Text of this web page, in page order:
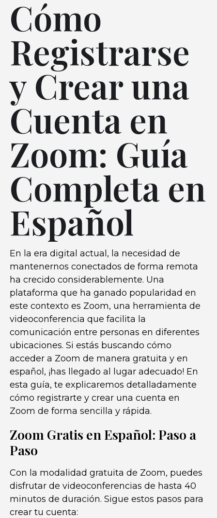
Cómo
Registrarse
y Crear una
Cuenta en
Zoom: Guía
Completa en
Español
En la era digital actual, la necesidad de
mantenernos conectados de forma remota
ha crecido considerablemente. Una
plataforma que ha ganado popularidad en
este contexto es Zoom, una herramienta de
videoconferencia que facilita la
comunicación entre personas en diferentes
ubicaciones. Si estás buscando cómo
acceder a Zoom de manera gratuita y en
español, ¡has llegado al lugar adecuado! En
esta guía, te explicaremos detalladamente
cómo registrarte y crear una cuenta en
Zoom de forma sencilla y rápida.
Zoom Gratis en Español: Paso a
Paso
Con la modalidad gratuita de Zoom, puedes
disfrutar de videoconferencias de hasta 40
minutos de duración. Sigue estos pasos para
crear tu cuenta: